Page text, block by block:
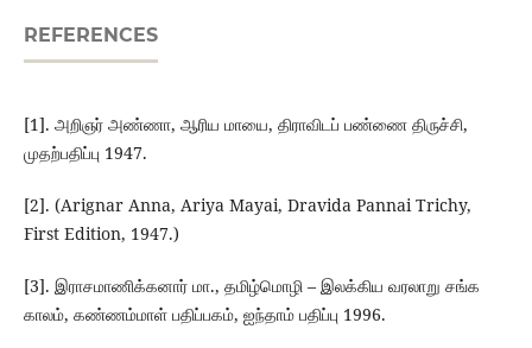
REFERENCES
[1]. அறிஞர் அண்ணா, ஆரிய மாயை, திராவிடப் பண்ணை திருச்சி,
முதற்பதிப்பு 1947.
[2]. (Arignar Anna, Ariya Mayai, Dravida Pannai Trichy,
First Edition, 1947.)
[3]. இராசமாணிக்கனார் மா., தமிழ்மொழி – இலக்கிய வரலாறு சங்க
காலம், கண்ணம்மாள் பதிப்பகம், ஐந்தாம் பதிப்பு 1996.